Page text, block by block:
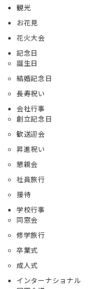
観光
お花見
花火大会
記念日
誕生日
結婚記念日
長寿祝い
会社行事
創立記念日
歓送迎会
昇進祝い
懇親会
社員旅行
接待
学校行事
同窓会
修学旅行
卒業式
成人式
インターナショナル